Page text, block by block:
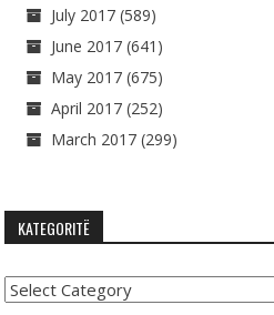
July 2017 (589)
June 2017 (641)
May 2017 (675)
April 2017 (252)
March 2017 (299)
KATEGORITË
Kategoritë